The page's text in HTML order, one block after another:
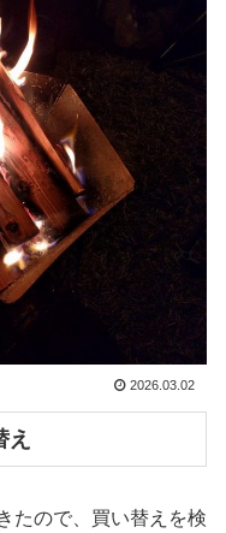
2026.03.02
たので、買い替えを検